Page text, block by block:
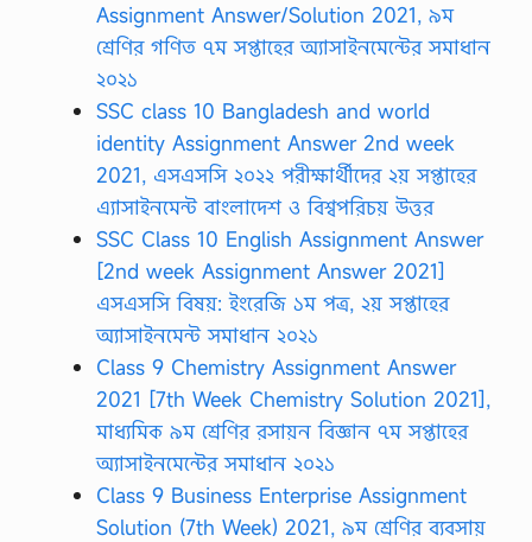
Assignment Answer/Solution 2021, ৯ম
শ্রেণির গণিত ৭ম সপ্তাহের অ্যাসাইনমেন্টের সমাধান
২০২১
SSC class 10 Bangladesh and world
identity Assignment Answer 2nd week
2021, এসএসসি ২০২২ পরীক্ষার্থীদের ২য় সপ্তাহের
এ্যাসাইনমেন্ট বাংলাদেশ ও বিশ্বপরিচয় উত্তর
SSC Class 10 English Assignment Answer
[2nd week Assignment Answer 2021]
এসএসসি বিষয়: ইংরেজি ১ম পত্র, ২য় সপ্তাহের
অ্যাসাইনমেন্ট সমাধান ২০২১
Class 9 Chemistry Assignment Answer
2021 [7th Week Chemistry Solution 2021],
মাধ্যমিক ৯ম শ্রেণির রসায়ন বিজ্ঞান ৭ম সপ্তাহের
অ্যাসাইনমেন্টের সমাধান ২০২১
Class 9 Business Enterprise Assignment
Solution (7th Week) 2021, ৯ম শ্রেণির ব্যবসায়